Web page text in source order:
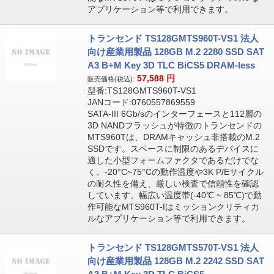
アプリケーション等で利用できます。
トランセンド TS128GMTS960T-VS1 法人
向け産業用製品 128GB M.2 2280 SSD SAT
A3 B+M Key 3D TLC BiCS5 DRAM-less
販売価格(税込): 57,588 円
型番:TS128GMTS960T-VS1
JANコード:0760557869559
SATA-III 6Gb/sのインターフェースと112層の
3D NANDフラッシュが特徴のトランセンドの
MTS960Tは、DRAMキャッシュ非搭載のM.2
SSDです。スペースに制限のあるデバイスに
適した小型フォームファクタであるだけでな
く、-20°C~75°Cの動作温度や3K P/Eサイクル
の耐久性を備え、厳しい検査で信頼性を確認
しています。幅広い温度帯(-40℃ ~ 85℃)で動
作可能なMTS960T-Iはミッションクリティカ
ルなアプリケーション等で利用できます。
トランセンド TS128GMTS570T-VS1 法人
向け産業用製品 128GB M.2 2242 SSD SAT